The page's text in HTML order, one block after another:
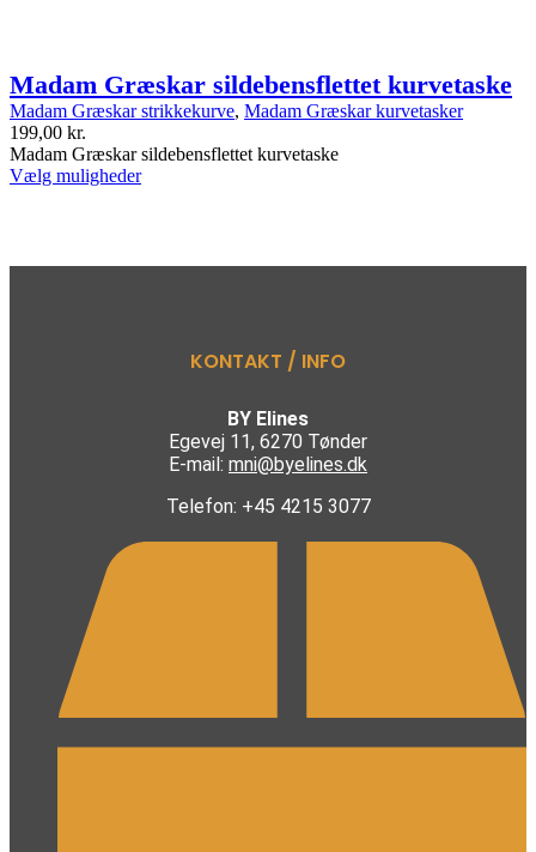
Madam Græskar sildebensflettet kurvetaske
Madam Græskar strikkekurve, Madam Græskar kurvetasker
199,00 kr.
Madam Græskar sildebensflettet kurvetaske
Vælg mulighederDette
produktsiden
KONTAKT / INFO
BY Elines
Egevej 11, 6270 Tønder
E-mail: mni@byelines.dk
Telefon: +45 4215 3077